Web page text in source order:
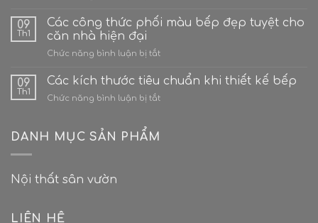
cây
đình?
Ý
biến
thượng
tông
09
Th1
Các công thức phối màu bếp đẹp tuyệt cho
căn nhà hiện đại
Chức năng bình luận bị tắtở
công
phối
09
Th1
Các kích thước tiêu chuẩn khi thiết kế bếp
Chức năng bình luận bị tắtở
DANH MỤC SẢN PHẨM
Nội thất sân vườn
LIÊN HỆ